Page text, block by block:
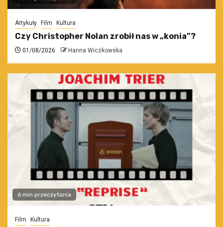
Artykuły Film Kultura
Czy Christopher Nolan zrobił nas w „konia”?
01/08/2026 Hanna Wiczkowska
6 min przeczytania
Film Kultura